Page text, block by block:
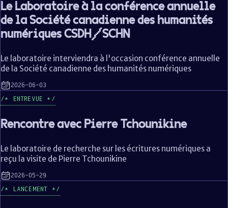
Le Laboratoire à la conférence annuelle
de la Société canadienne des humanités
numériques CSDH/SCHN
Le laboratoire interviendra à l'occasion conférence annuelle
de la Société canadienne des humanités numériques
2026-06-03
ENTREVUE
Rencontre avec Pierre Tchounikine
Le laboratoire de recherche sur les écritures numériques a
reçu la visite de Pierre Tchounikine
2026-05-29
LANCEMENT